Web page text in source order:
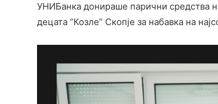
УНИБанка донираше парични средства
децата “Козле” Скопје за набавка на